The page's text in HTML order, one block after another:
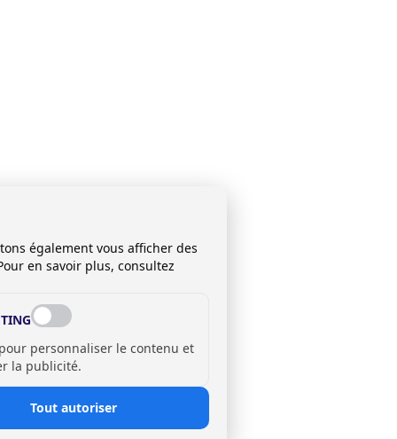
également vous afficher des
en savoir plus, consultez
personnaliser le contenu et
la publicité.
Tout autoriser